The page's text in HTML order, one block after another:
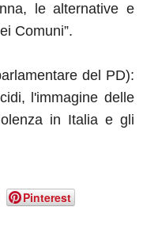
le alternative e
Comuni”.
del PD):
l'immagine delle
in Italia e gli
Pinterest